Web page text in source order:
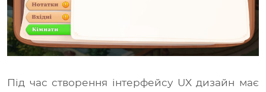
Під час створення інтерфейсу UX дизайн має